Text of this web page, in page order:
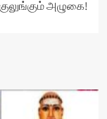
குலுங்கும் அழுகை!